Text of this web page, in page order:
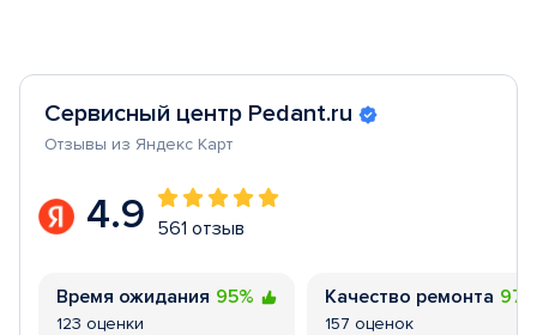
Сервисный центр Pedant.ru
Отзывы из Яндекс Карт
4.9 561 отзыв
Время ожидания 95%
123 оценки
Качество ремонта
157 оценок